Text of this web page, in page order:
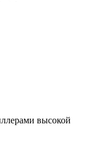
высокой